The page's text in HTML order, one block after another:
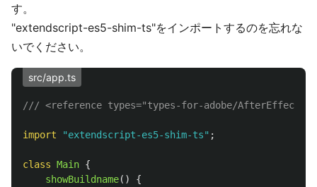
す。
"extendscript-es5-shim-ts"をインポートするのを忘れな
いでください。
src/app.ts
/// <reference types="types-for-adobe/AfterEffects/
import "extendscript-es5-shim-ts" ;
class Main {
showBuildname()
{